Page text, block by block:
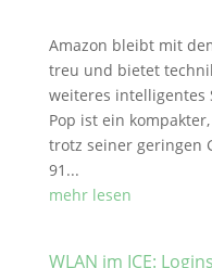
Amazon bleibt mit
treu und bietet
weiteres intelligentes
Pop ist ein
trotz seiner geringen
91...
mehr lesen
WLAN im ICE: